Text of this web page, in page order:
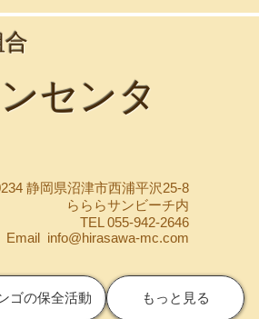
合
センタ
静岡県沼津市西浦平沢25-8
らららサンビーチ内
TEL 055-942-2646
Email info@hirasawa-mc.com
ゴの保全活動 もっと見る